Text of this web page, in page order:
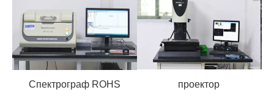
Спектрограф ROHS проектор